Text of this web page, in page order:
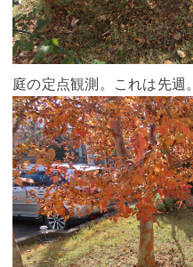
庭の定点観測。これは先週。